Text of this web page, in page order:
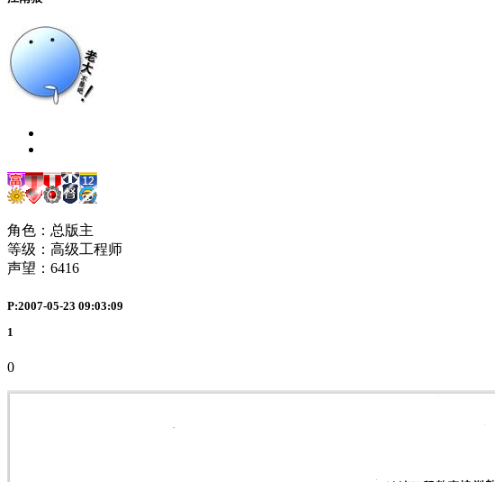
角色：总版主
等级：高级工程师
声望： 6416
P:2007-05-23 09:03:09
1
0